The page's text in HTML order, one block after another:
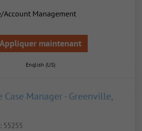
Account Management
Appliquer maintenant
English (US)
Case Manager - Greenville,
55255